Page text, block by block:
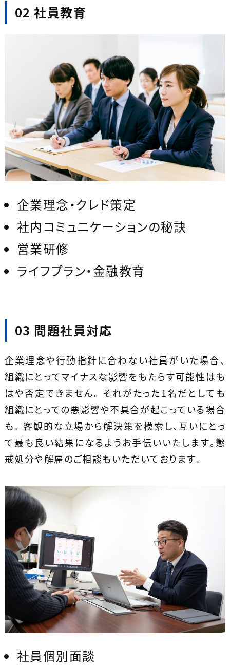
02 社員教育
企業理念・クレド策定
社内コミュニケーションの秘訣
営業研修
ライフプラン・金融教育
03 問題社員対応
企業理念や行動指針に合わない社員がいた場合、
組織にとってマイナスな影響をもたらす可能性はも
はや否定できません。 それがたった1名だとしても
組織にとっての悪影響や不具合が起こっている場合
も。 客観的な立場から解決策を模索し、互いにとっ
て最も良い結果になるようお手伝いいたします。懲
戒処分や解雇のご相談もいただいております。
社員個別面談